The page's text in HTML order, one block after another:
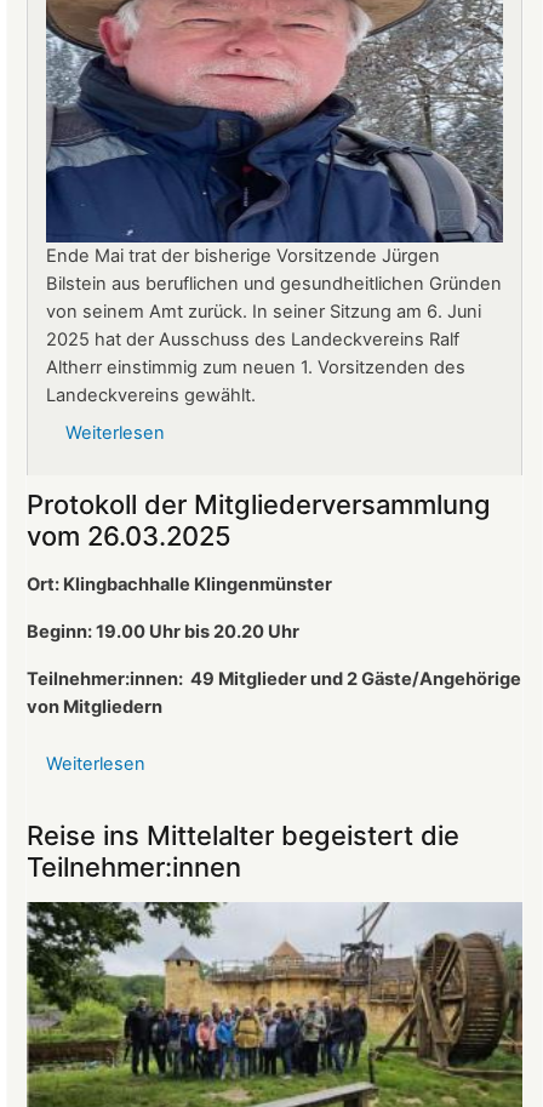
Ende Mai trat der bisherige Vorsitzende Jürgen
Bilstein aus beruflichen und gesundheitlichen Gründen
von seinem Amt zurück. In seiner Sitzung am 6. Juni
2025 hat der Ausschuss des Landeckvereins Ralf
Altherr einstimmig zum neuen 1. Vorsitzenden des
Landeckvereins gewählt.
Weiterlesen
ist
neuer
1.
Vorsitzender
des
Protokoll der Mitgliederversammlung
vom 26.03.2025
Ort: Klingbachhalle Klingenmünster
Beginn: 19.00 Uhr bis 20.20 Uhr
Teilnehmer:innen: 49 Mitglieder und 2 Gäste/Angehörige
von Mitgliedern
Weiterlesen
Mitgliederversammlung
vom
26.03.2025
Reise ins Mittelalter begeistert die
Teilnehmer:innen